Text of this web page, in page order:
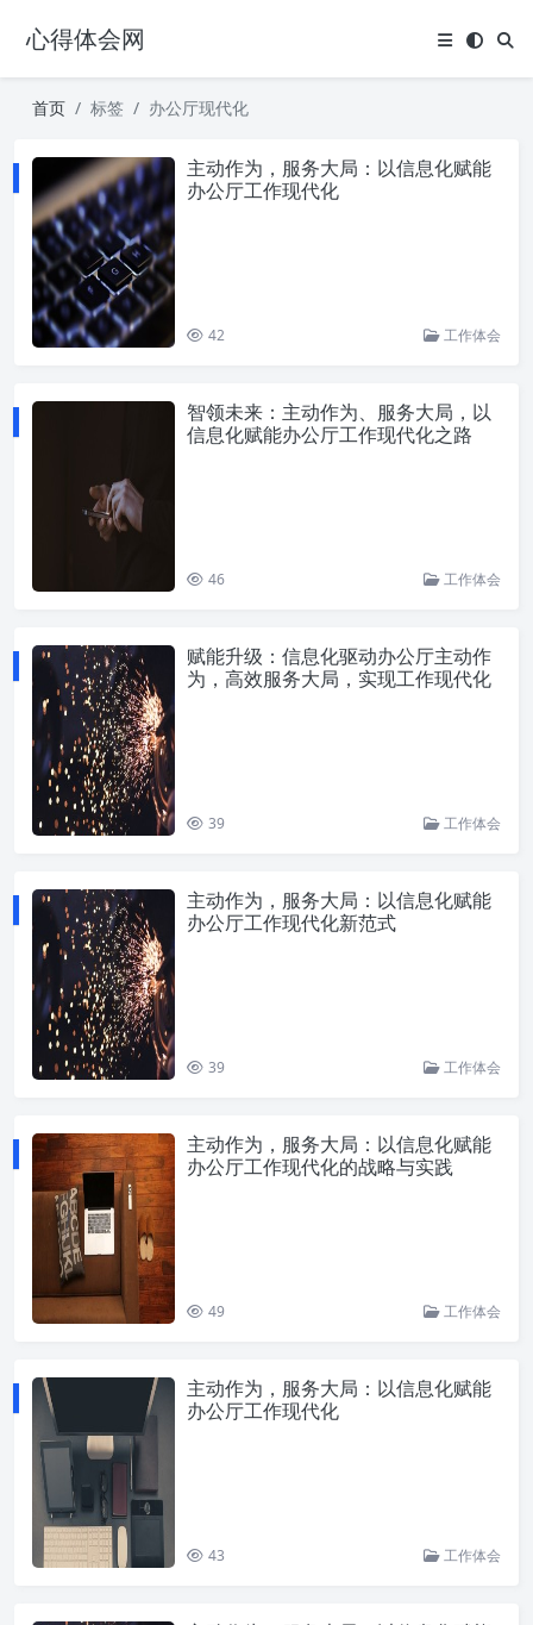
心得体会网
首页 标签 办公厅现代化
主动作为，服务大局：以信息化赋能
办公厅工作现代化
42 工作体会
智领未来：主动作为、服务大局，以
信息化赋能办公厅工作现代化之路
46 工作体会
赋能升级：信息化驱动办公厅主动作
为，高效服务大局，实现工作现代化
39 工作体会
主动作为，服务大局：以信息化赋能
办公厅工作现代化新范式
39 工作体会
主动作为，服务大局：以信息化赋能
办公厅工作现代化的战略与实践
49 工作体会
主动作为，服务大局：以信息化赋能
办公厅工作现代化
43 工作体会